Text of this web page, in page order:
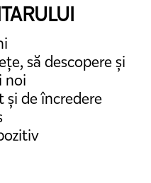
să descopere și
noi
și de încredere